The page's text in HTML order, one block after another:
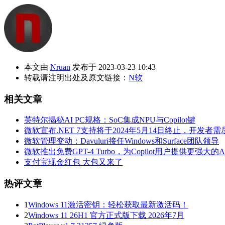
本文由 Nruan 发布于 2023-03-23 10:43
转载请注明出处及原文链接： N软
相关文章
英特尔揭秘AI PC规格：SoC集成NPU与Copilot键
微软宣布.NET 7支持将于2024年5月14日终止，开发者需
微软管理变动：Davuluri接任Windows和Surface团队领导
微软推出免费GPT-4 Turbo，为Copilot用户提供更强大的
支付宝现金红包 大包又来了
热评文章
1Windows 11激活密钥：轻松获取最新激活码！
2Windows 11 26H1 官方正式版下载 2026年7月